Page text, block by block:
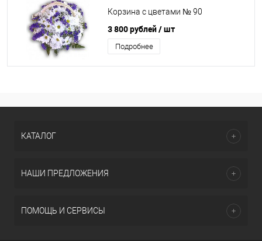
Корзина с цветами № 90
3 800 рублей/ шт
Подробнее
КАТАЛОГ
НАШИ ПРЕДЛОЖЕНИЯ
ПОМОЩЬ И СЕРВИСЫ